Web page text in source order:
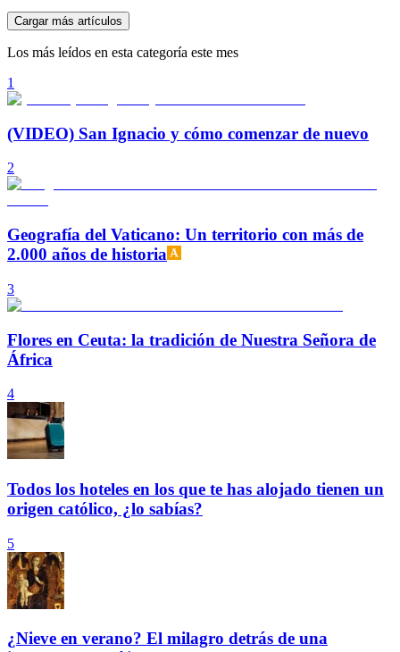
Cargar más artículos
Los más leídos en esta categoría este mes
1
(VIDEO) San Ignacio y cómo comenzar de nuevo
2
Geografía del Vaticano: Un territorio con más de
2.000 años de historia
3
Flores en Ceuta: la tradición de Nuestra Señora de
África
4
Todos los hoteles en los que te has alojado tienen un
origen católico, ¿lo sabías?
5
¿Nieve en verano? El milagro detrás de una